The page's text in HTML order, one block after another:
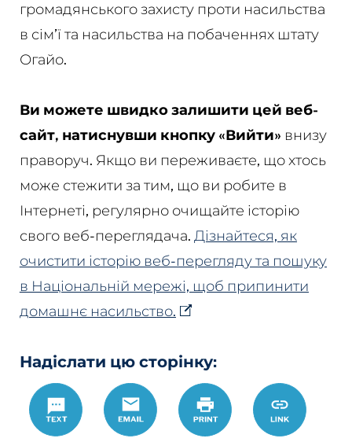
громадянського захисту проти насильства
в сім’ї та насильства на побаченнях штату
Огайо.
Ви можете швидко залишити цей веб-
сайт, натиснувши кнопку «Вийти» внизу
праворуч. Якщо ви переживаєте, що хтось
може стежити за тим, що ви робите в
Інтернеті, регулярно очищайте історію
свого веб-переглядача. Дізнайтеся, як
очистити історію веб-перегляду та пошуку
в Національній мережі, щоб припинити
домашнє насильство.
Надіслати цю сторінку:
Text
Email Роздрукувати
https://
dating-
Link